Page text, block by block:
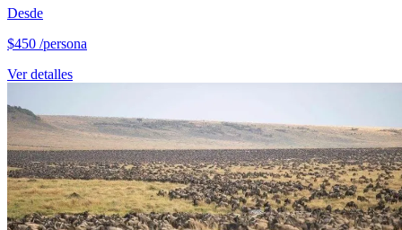
Desde
$450 /persona
Ver detalles